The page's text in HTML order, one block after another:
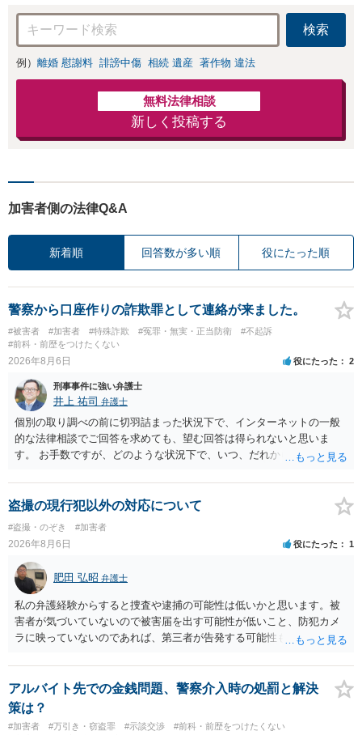
検索
例） 離婚 慰謝料 誹謗中傷 相続 遺産 著作物 違法
無料法律相談
新しく投稿する
加害者側の法律Q&A
新着順 回答数が多い順 役にたった順
警察から口座作りの詐欺罪として連絡が来ました。
#被害者 #加害者 #特殊詐欺 #冤罪・無実・正当防衛
#不起訴
#前科・前歴をつけたくない
2026年8月6日 役にたった 2
刑事事件に強い弁護士
井上 祐司 弁護士
個別の取り調べの前に切羽詰まった状況下で、インターネットの一般
的な法律相談でご回答を求めても、望む回答は得られないと思いま
す。 お手数ですが、どのような状況下で、いつ、だれからどのような
の程度だと聞いているのかということについて、お近くで詳細な法律
相談を受けられたうえで対処方法を探された方がよいと思われます。
一般論でいえば、任意取り調べの場合、ＩＣレコーダーを持参して取
り調べ内容を録音することは必須だと考えます。
盗撮の現行犯以外の対応について
#盗撮・のぞき #加害者
2026年8月6日 役にたった 1
肥田 弘昭 弁護士
私の弁護経験からすると捜査や逮捕の可能性は低いかと思います。被
害者が気づいていないので被害届を出す可能性が低いこと、防犯カメ
ラに映っていないのであれば、第三者が告発する可能性も低いこと、
座る女性を盗撮(全体像写真1枚と5秒程度の動画)してしまいました。下
着や胸など強調したものではありません。」とありますが、少なくと
も捜査段階では性的姿態等撮影罪の被疑事実で逮捕勾留されるケース
が私の弁護経験では多くなった印象です（最終的には不起訴ないし各
アルバイト先での金銭問題、警察介入時の処罰と解決
策は？
#加害者 #万引き・窃盗罪 #示談交渉
#前科・前歴をつけたくない